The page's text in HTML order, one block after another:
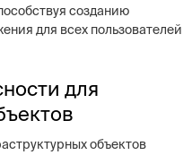
созданию
для всех пользователей
для
объектов